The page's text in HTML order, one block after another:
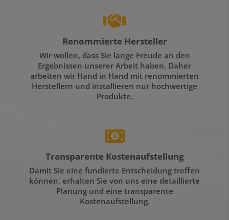
Renommierte Hersteller
Wir wollen, dass Sie lange Freude an den
Ergebnissen unserer Arbeit haben. Daher
arbeiten wir Hand in Hand mit renommierten
Herstellern und installieren nur hochwertige
Produkte.
Transparente Kostenaufstellung
Damit Sie eine fundierte Entscheidung treffen
können, erhalten Sie von uns eine detaillierte
Planung und eine transparente
Kostenaufstellung.